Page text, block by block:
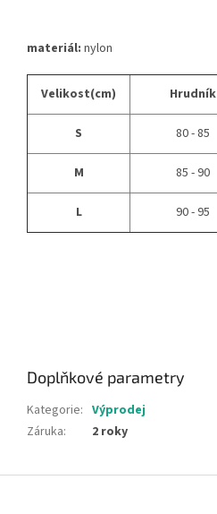
materiál: nylon
Velikost(cm) Hrudník
S 80 - 85
M 85 - 90
L 90 - 95
Doplňkové parametry
Kategorie: Výprodej
Záruka: 2 roky